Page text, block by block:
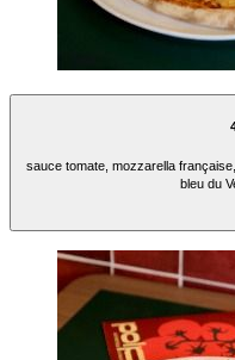
sauce tomate, mozzarella
bleu du